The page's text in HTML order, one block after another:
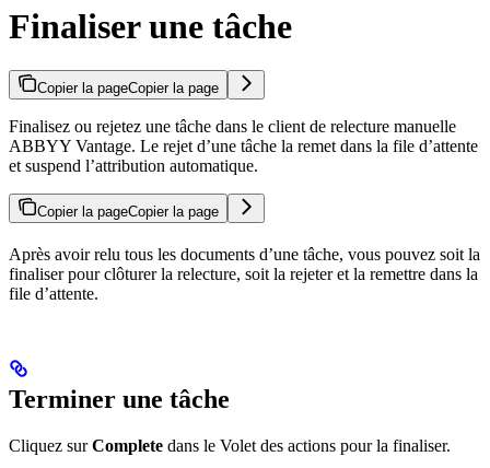
Finaliser une tâche
Copier la pageCopier la page
Finalisez ou rejetez une tâche dans le client de relecture manuelle
ABBYY Vantage. Le rejet d’une tâche la remet dans la file d’attente
et suspend l’attribution automatique.
Copier la pageCopier la page
Après avoir relu tous les documents d’une tâche, vous pouvez soit la
finaliser pour clôturer la relecture, soit la rejeter et la remettre dans la
file d’attente.
Terminer une tâche
Cliquez surComplete dans le Volet des actions pour la finaliser.